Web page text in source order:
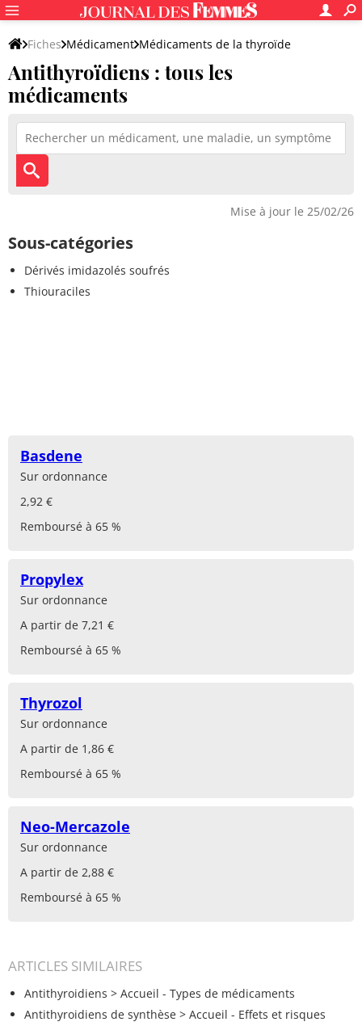
Fiches Médicament Médicaments de la thyroïde
Antithyroïdiens : tous les
médicaments
Mise à jour le 25/02/26
Sous-catégories
Dérivés imidazolés soufrés
Thiouraciles
Basdene
Sur ordonnance
2,92 €
Remboursé à 65 %
Propylex
Sur ordonnance
A partir de 7,21 €
Remboursé à 65 %
Thyrozol
Sur ordonnance
A partir de 1,86 €
Remboursé à 65 %
Neo-Mercazole
Sur ordonnance
A partir de 2,88 €
Remboursé à 65 %
ARTICLES SIMILAIRES
Antithyroidiens > Accueil - Types de médicaments
Antithyroidiens de synthèse > Accueil - Effets et risques